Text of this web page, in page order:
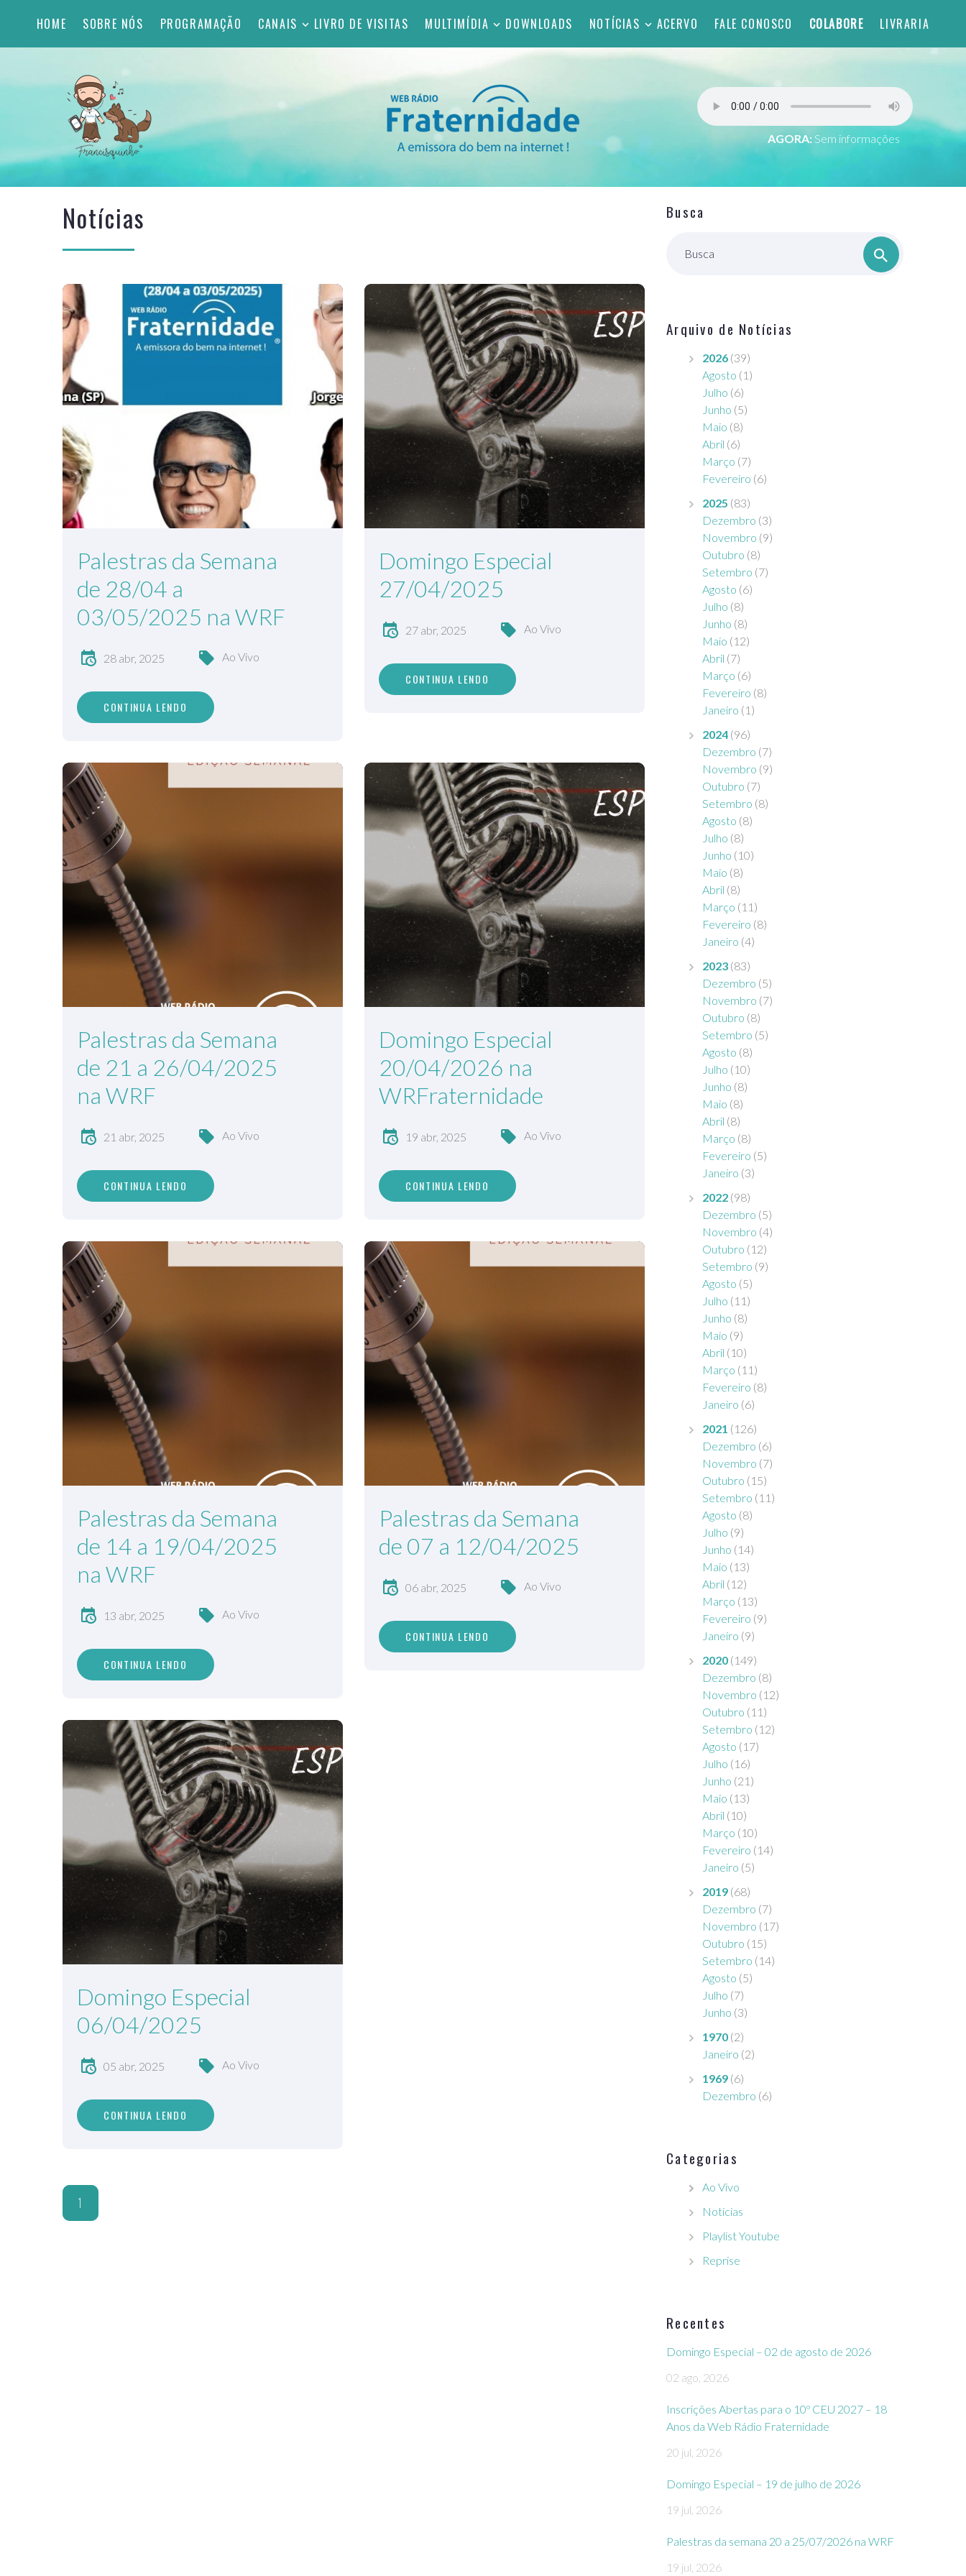
HOME SOBRE NÓS PROGRAMAÇÃO CANAIS LIVRO DE VISITAS MULTIMÍDIA DOWNLOADS NOTÍCIAS ACERVO FALE CONOSCO COLABORE LIVRARIA
AGORA: Sem informações
Notícias
Palestras da Semana
de 28/04 a
03/05/2025 na WRF
28 abr, 2025 Ao Vivo
CONTINUA LENDO
Domingo Especial
27/04/2025
27 abr, 2025 Ao Vivo
CONTINUA LENDO
Palestras da Semana
de 21 a 26/04/2025
na WRF
21 abr, 2025 Ao Vivo
CONTINUA LENDO
Domingo Especial
20/04/2026 na
WRFraternidade
19 abr, 2025 Ao Vivo
CONTINUA LENDO
Palestras da Semana
de 14 a 19/04/2025
na WRF
13 abr, 2025 Ao Vivo
CONTINUA LENDO
Palestras da Semana
de 07 a 12/04/2025
06 abr, 2025 Ao Vivo
CONTINUA LENDO
Domingo Especial
06/04/2025
05 abr, 2025 Ao Vivo
CONTINUA LENDO
1
Busca
Busca
Arquivo de Notícias
2026 (39)
Agosto (1)
Julho (6)
Junho (5)
Maio (8)
Abril (6)
Março (7)
Fevereiro (6)
2025 (83)
Dezembro (3)
Novembro (9)
Outubro (8)
Setembro (7)
Agosto (6)
Julho (8)
Junho (8)
Maio (12)
Abril (7)
Março (6)
Fevereiro (8)
Janeiro (1)
2024 (96)
Dezembro (7)
Novembro (9)
Outubro (7)
Setembro (8)
Agosto (8)
Julho (8)
Junho (10)
Maio (8)
Abril (8)
Março (11)
Fevereiro (8)
Janeiro (4)
2023 (83)
Dezembro (5)
Novembro (7)
Outubro (8)
Setembro (5)
Agosto (8)
Julho (10)
Junho (8)
Maio (8)
Abril (8)
Março (8)
Fevereiro (5)
Janeiro (3)
2022 (98)
Dezembro (5)
Novembro (4)
Outubro (12)
Setembro (9)
Agosto (5)
Julho (11)
Junho (8)
Maio (9)
Abril (10)
Março (11)
Fevereiro (8)
Janeiro (6)
2021 (126)
Dezembro (6)
Novembro (7)
Outubro (15)
Setembro (11)
Agosto (8)
Julho (9)
Junho (14)
Maio (13)
Abril (12)
Março (13)
Fevereiro (9)
Janeiro (9)
2020 (149)
Dezembro (8)
Novembro (12)
Outubro (11)
Setembro (12)
Agosto (17)
Julho (16)
Junho (21)
Maio (13)
Abril (10)
Março (10)
Fevereiro (14)
Janeiro (5)
2019 (68)
Dezembro (7)
Novembro (17)
Outubro (15)
Setembro (14)
Agosto (5)
Julho (7)
Junho (3)
1970 (2)
Janeiro (2)
1969 (6)
Dezembro (6)
Categorias
Ao Vivo
Notícias
Playlist Youtube
Reprise
Recentes
Domingo Especial – 02 de agosto de 2026
02 ago, 2026
Inscrições Abertas para o 10º CEU 2027 – 18
Anos da Web Rádio Fraternidade
20 jul, 2026
Domingo Especial – 19 de julho de 2026
19 jul, 2026
Palestras da semana 20 a 25/07/2026 na WRF
19 jul, 2026